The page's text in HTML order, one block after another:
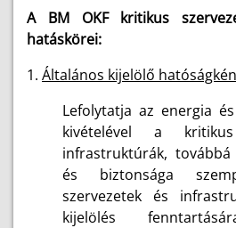
A BM OKF kritikus
hatáskörei:
1. Általános kijelölő
Lefolytatja az energia
kivételével a
infrastruktúrák,
és biztonsága
szervezetek és
kijelölés